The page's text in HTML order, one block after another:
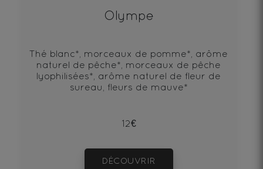
Olympe
Thé blanc*, morceaux de pomme*, arôme
naturel de pêche*, morceaux de pêche
lyophilisées*, arôme naturel de fleur de
sureau, fleurs de mauve*
12€
DÉCOUVRIR